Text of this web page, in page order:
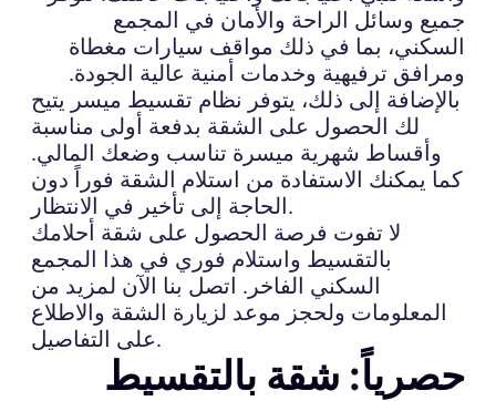
جميع وسائل الراحة والأمان في المجمع
السكني، بما في ذلك مواقف سيارات مغطاة
ومرافق ترفيهية وخدمات أمنية عالية الجودة.
بالإضافة إلى ذلك، يتوفر نظام تقسيط ميسر يتيح
لك الحصول على الشقة بدفعة أولى مناسبة
وأقساط شهرية ميسرة تناسب وضعك المالي.
كما يمكنك الاستفادة من استلام الشقة فوراً دون
الحاجة إلى تأخير في الانتظار.
لا تفوت فرصة الحصول على شقة أحلامك
بالتقسيط واستلام فوري في هذا المجمع
السكني الفاخر. اتصل بنا الآن لمزيد من
المعلومات ولحجز موعد لزيارة الشقة والاطلاع
على التفاصيل.
حصرياً: شقة بالتقسيط